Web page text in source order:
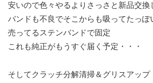
安いので色々やるよりさっさと新品交換
バンドも不良でそこからも吸ってたっぽ
売ってるステンバンドで固定
これも純正がもうすぐ届く予定・・・
そしてクラッチ分解清掃＆グリスアップ